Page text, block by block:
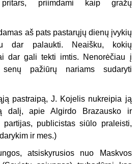
priimdami kaip gražų
aš pats pastarųjų dienų įvykių
dar palaukti. Neaišku, kokių
dar gali tekti imtis. Nenorėčiau į
pažiūrų nariams sudaryti
pastraipą, J. Kojelis nukreipia ją
dalį, apie Algirdo Brazausko ir
partijas, publicistas siūlo praleisti,
ir mes.)
atsiskyrusios nuo Maskvos